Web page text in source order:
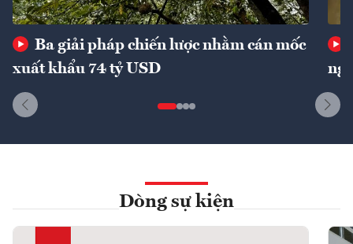
Ba giải pháp chiến lược nhằm cán mốc
xuất khẩu 74 tỷ USD
Dòng sự kiện